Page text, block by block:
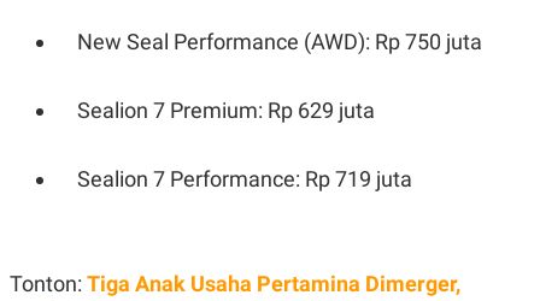
New Seal Performance (AWD): Rp 750 juta
Sealion 7 Premium: Rp 629 juta
Sealion 7 Performance: Rp 719 juta
Tonton: Tiga Anak Usaha Pertamina Dimerger,